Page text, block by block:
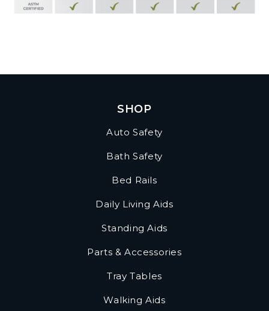
SHOP
Auto Safety
Bath Safety
Bed Rails
Daily Living Aids
Standing Aids
Parts & Accessories
Tray Tables
Walking Aids